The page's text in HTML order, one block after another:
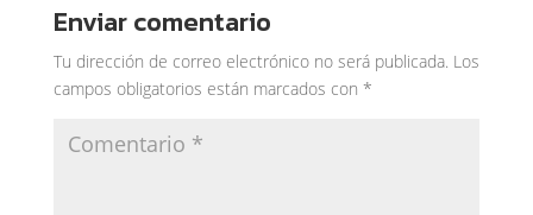
Enviar comentario
Tu dirección de correo electrónico no será publicada. Los
campos obligatorios están marcados con *